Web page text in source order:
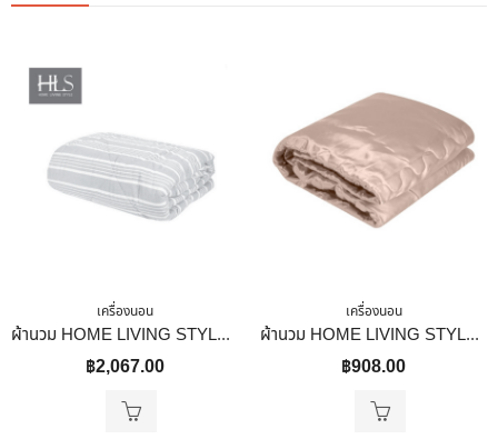
เครื่องนอน
ผ้านวม HOME LIVING STYLE HORIZON 70×90 นิ้ว สี GREY
฿2,067.00
เครื่องนอน
ผ้านวม HOME LIVING STYLE LAVISH 60X80 นิ้ว สี COPPER
฿908.00